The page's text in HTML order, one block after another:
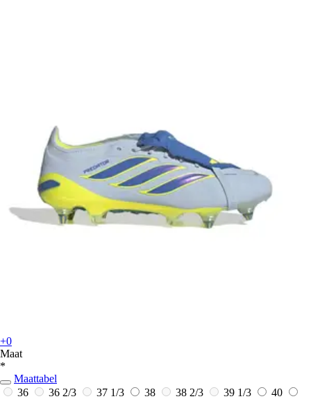
+0
Maat
*
Maattabel
36
36 2/3 37 1/3 38 38 2/3 39 1/3
40